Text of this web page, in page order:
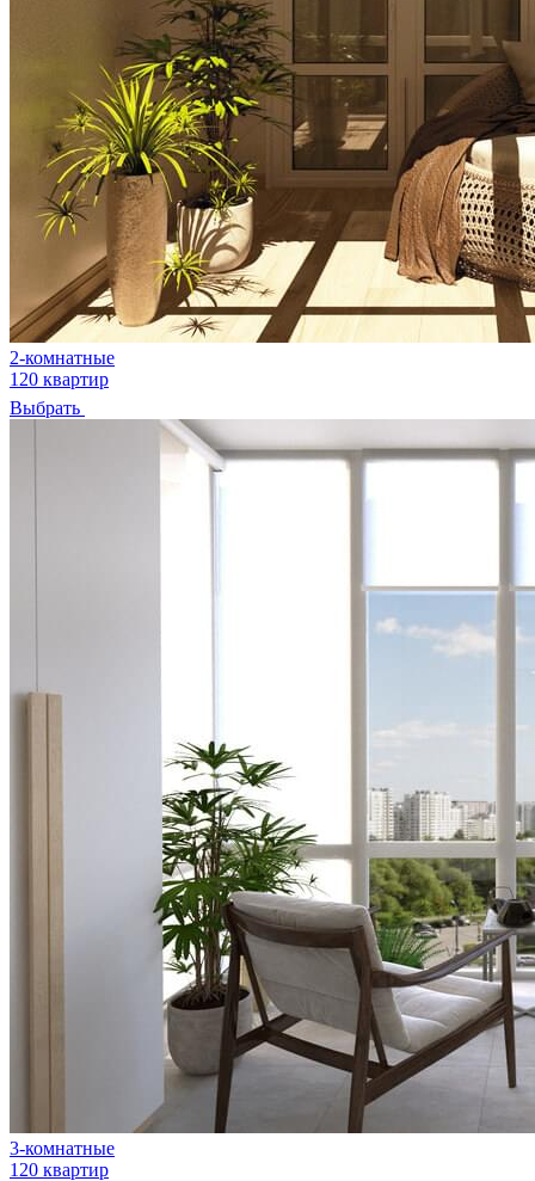
2-комнатные
120 квартир
Выбрать
3-комнатные
120 квартир